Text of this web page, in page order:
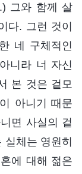
그와 함께 살
다. 그런 것이
네 구체적인
니라 너 자신
본 것은 겉모
아니기 때문
면 사실의 겉
실체는 영원히
에 대해 젊은